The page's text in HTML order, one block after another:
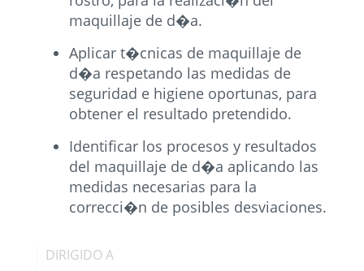
maquillaje de d�a.
Aplicar t�cnicas de maquillaje de
d�a respetando las medidas de
seguridad e higiene oportunas, para
obtener el resultado pretendido.
Identificar los procesos y resultados
del maquillaje de d�a aplicando las
medidas necesarias para la
correcci�n de posibles desviaciones.
DIRIGIDO A